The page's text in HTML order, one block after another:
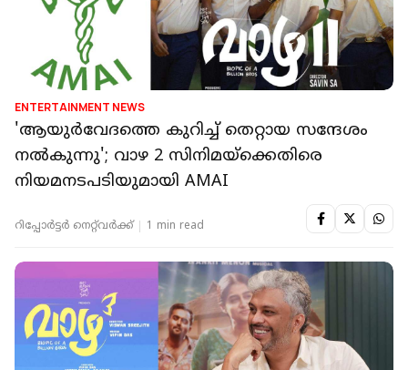
ENTERTAINMENT NEWS
'ആയുർവേദത്തെ കുറിച്ച് തെറ്റായ സന്ദേശം
നൽകുന്നു'; വാഴ 2 സിനിമയ്‌ക്കെതിരെ
നിയമനടപടിയുമായി AMAI
റിപ്പോർട്ടർ നെറ്റ്‌വര്‍ക്ക്‌ 1 min read